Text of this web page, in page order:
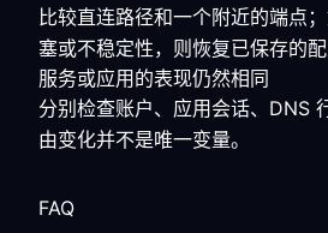
比较直连路径和一个附近的端点
塞或不稳定性，则恢复已保存的配
服务或应用的表现仍然相同
分别检查账户、应用会话、DNS
由变化并不是唯一变量。
FAQ